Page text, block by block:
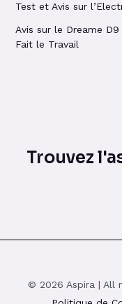
Test et Avis sur
Avis sur le Dreame
Fait le Travail
Trouvez
© 2026 Aspira | All